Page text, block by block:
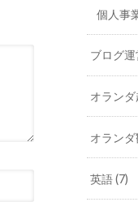
個人事
ブログ
オラン
オラン
英語(7)